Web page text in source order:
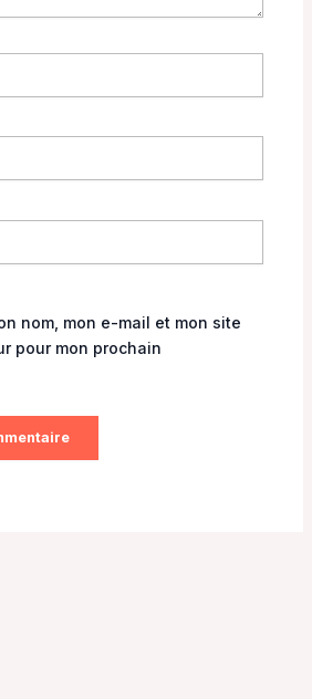
nom, mon e-mail et mon site
pour mon prochain